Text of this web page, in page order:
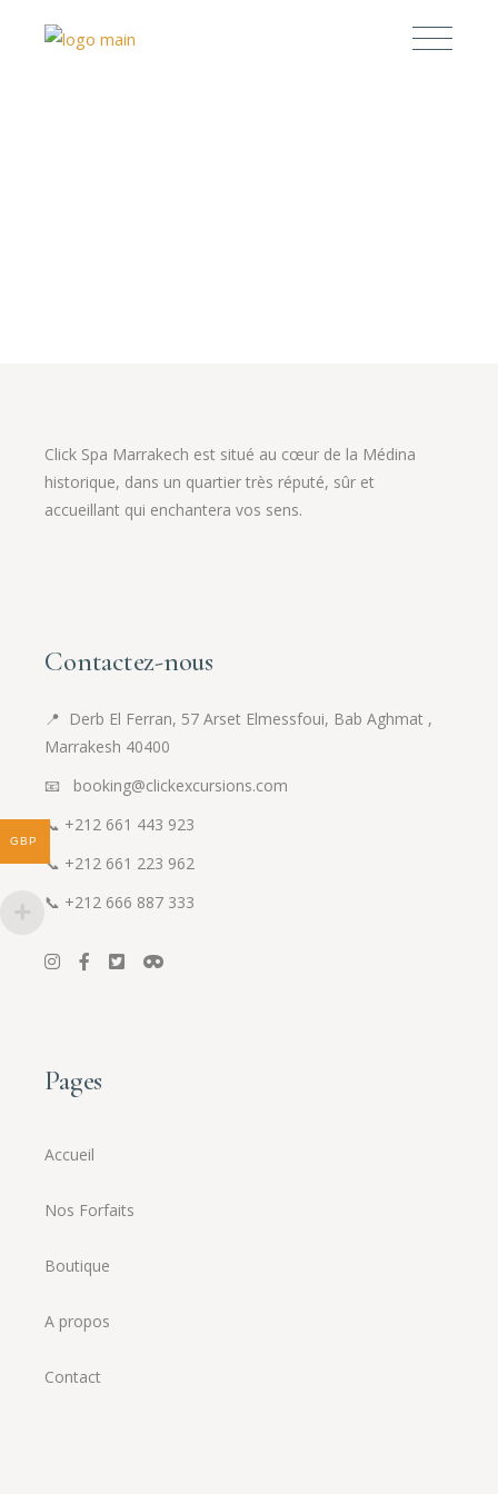
Click Spa Marrakech est situé au cœur de la Médina
historique, dans un quartier très réputé, sûr et
accueillant qui enchantera vos sens.
Contactez-nous
📍 Derb El Ferran, 57 Arset Elmessfoui, Bab Aghmat ,
Marrakesh 40400
📧 booking@clickexcursions.com
📞 +212 661 443 923
📞 +212 661 223 962
📞 +212 666 887 333
Pages
Accueil
Nos Forfaits
Boutique
A propos
Contact
GBP